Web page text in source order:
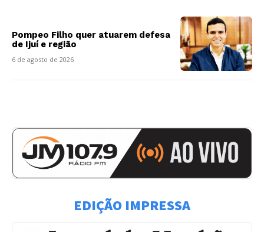
Pompeo Filho quer atuarem defesa
de Ijuí e região
6 de agosto de 2026
EDIÇÃO IMPRESSA